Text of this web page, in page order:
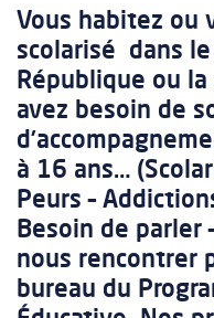
Vous habitez ou
scolarisé dans
République ou
avez besoin de
à 16 ans…
Peurs –
Besoin de parler
nous rencontrer
bureau du